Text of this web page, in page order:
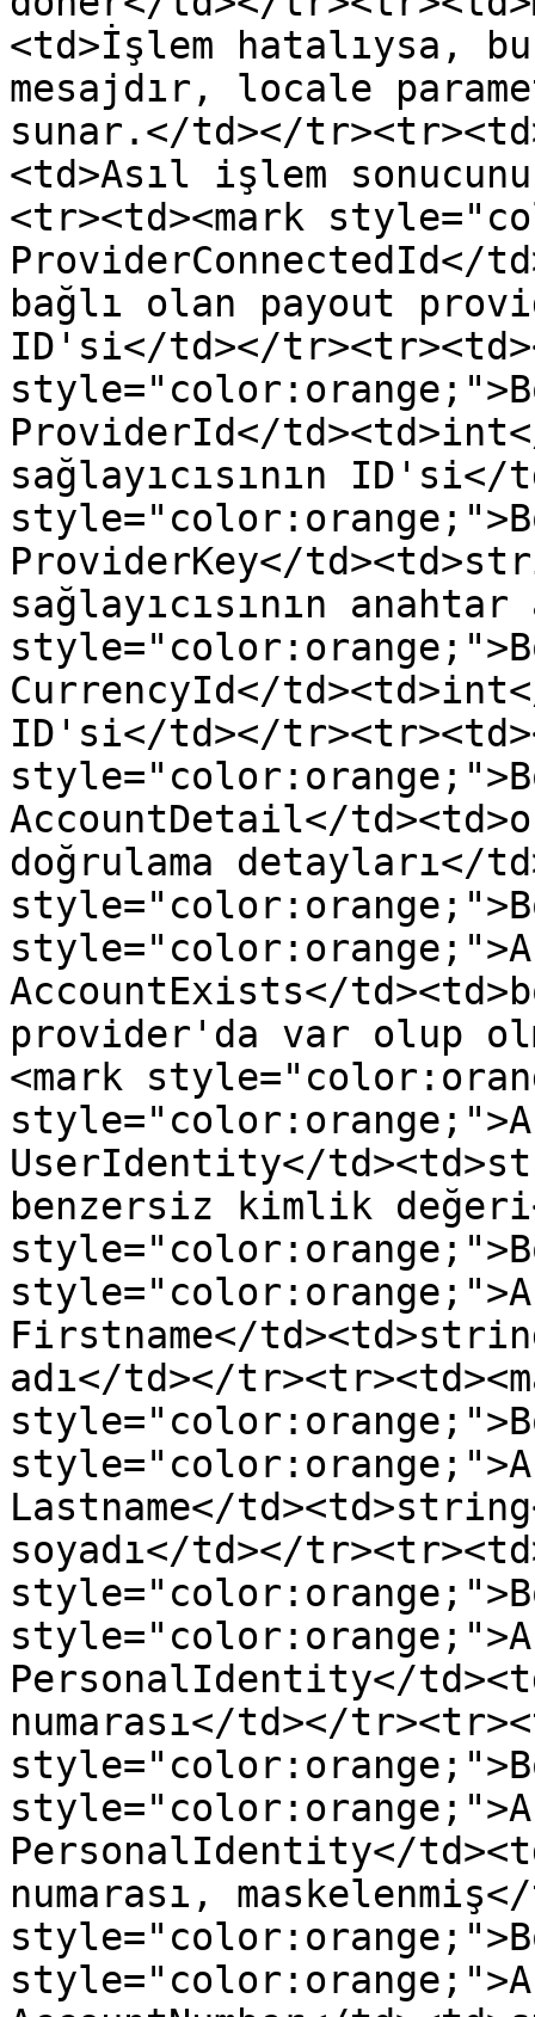
<td>İşlem hatalıysa,
mesajdır, locale
sunar.</td></
<td>Asıl işlem
<tr><td><mark
ProviderConnectedId</
bağlı olan payout
ID'si</td></
ProviderId</td><td>int</
sağlayıcısının ID'si</
ProviderKey</
sağlayıcısının
CurrencyId</
ID'si</td></
AccountDetail</
doğrulama detayları</
AccountExists</
provider'da var olup
<mark
UserIdentity</
benzersiz kimlik
Firstname</
adı</td></
Lastname</
soyadı</td></
PersonalIdentity</
numarası</td></
PersonalIdentity</
numarası,